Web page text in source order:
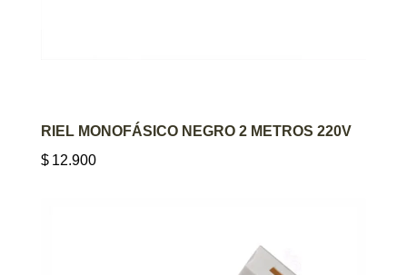
AGREGAR AL CARRITO
RIEL MONOFÁSICO NEGRO 2 METROS 220V
$ 12.900